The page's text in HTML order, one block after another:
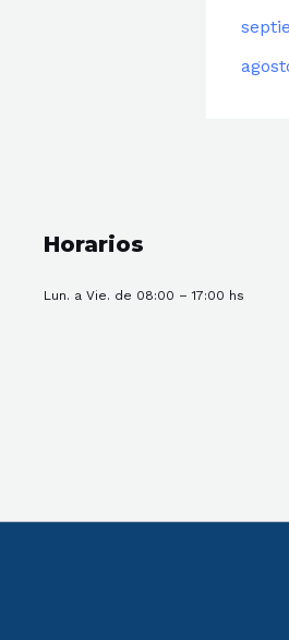
Horarios
Lun. a Vie. de 08:00 – 17:00 hs